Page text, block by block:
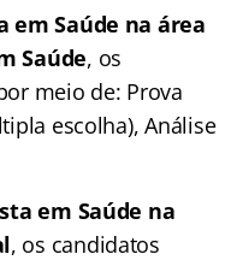
em Saúde na área
Saúde, os
meio de: Prova
escolha), Análise
em Saúde na
, os candidatos